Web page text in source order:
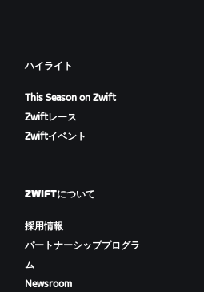
ハイライト
This Season on Zwift
Zwiftレース
Zwiftイベント
ZWIFTについて
採用情報
パートナーシッププログラ
ム
Newsroom